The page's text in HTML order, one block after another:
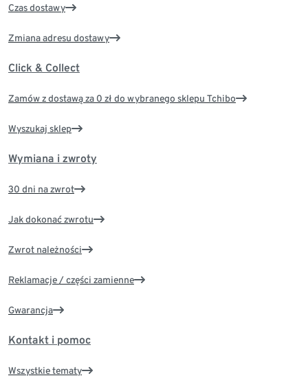
Czas dostawy
Zmiana adresu dostawy
Click & Collect
Zamów z dostawą za 0 zł do wybranego sklepu Tchibo
Wyszukaj sklep
Wymiana i zwroty
30 dni na zwrot
Jak dokonać zwrotu
Zwrot należności
Reklamacje / części zamienne
Gwarancja
Kontakt i pomoc
Wszystkie tematy